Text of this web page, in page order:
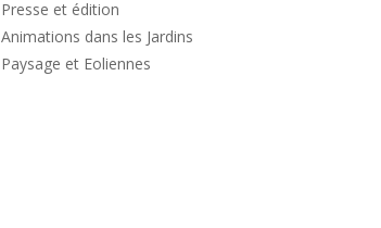
Presse et édition
Animations dans les Jardins
Paysage et Eoliennes